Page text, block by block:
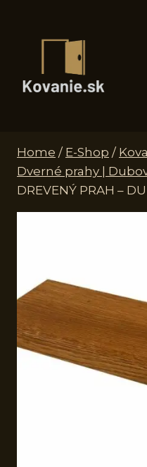
Home / E-Shop /
Dverné prahy |
DREVENÝ PRAH –